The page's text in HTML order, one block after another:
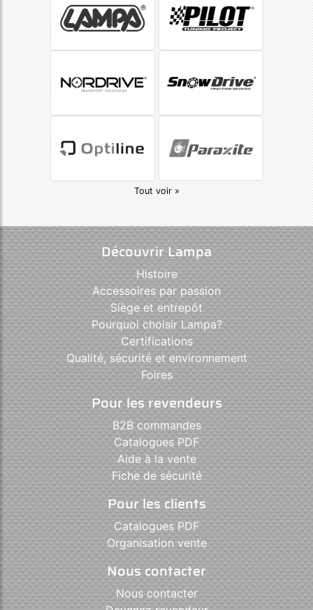
Tout voir »
Découvrir Lampa
Histoire
Accessoires par passion
Siège et entrepôt
Pourquoi choisir Lampa?
Certifications
Qualité, sécurité et environnement
Foires
Pour les revendeurs
B2B commandes
Catalogues PDF
Aide à la vente
Fiche de sécurité
Pour les clients
Catalogues PDF
Organisation vente
Nous contacter
Nous contacter